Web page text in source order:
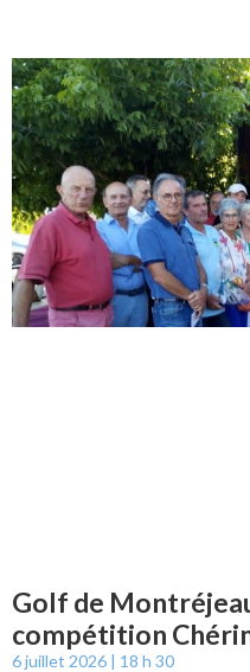
Golf de
compétition
6 juillet 2026 18 h 30